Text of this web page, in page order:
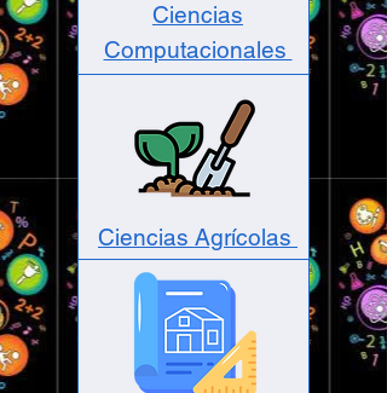
Ciencias
Computacionales
Ciencias Agrícolas